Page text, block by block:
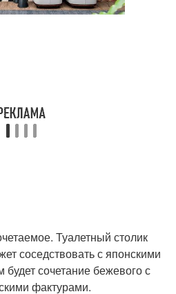
Туалетный столик
соседствовать с японскими
сочетание бежевого с
фактурами.